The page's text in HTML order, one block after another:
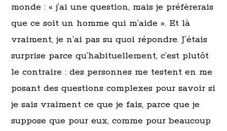
monde : « j’ai une question, mais je préfèrerais
que ce soit un homme qui m’aide ». Et là
vraiment, je n’ai pas su quoi répondre. J’étais
surprise parce qu’habituellement, c’est plutôt
le contraire : des personnes me testent en me
posant des questions complexes pour savoir si
je sais vraiment ce que je fais, parce que je
suppose que pour eux, comme pour beaucoup